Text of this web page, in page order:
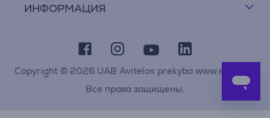
ИНФОРМАЦИЯ
Copyright © 2026 UAB Avitelos prekyba www.elesen.lt
Все права защищены.